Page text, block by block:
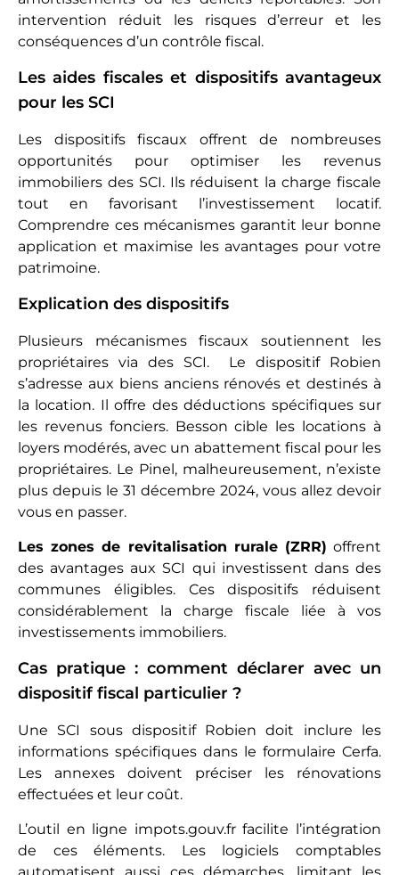
intervention réduit les risques d’erreur et les
conséquences d’un contrôle fiscal.
Les aides fiscales et dispositifs avantageux
pour les SCI
Les dispositifs fiscaux offrent de nombreuses
opportunités pour optimiser les revenus
immobiliers des SCI. Ils réduisent la charge fiscale
tout en favorisant l’investissement locatif.
Comprendre ces mécanismes garantit leur bonne
application et maximise les avantages pour votre
patrimoine.
Explication des dispositifs
Plusieurs mécanismes fiscaux soutiennent les
propriétaires via des SCI. Le dispositif Robien
s’adresse aux biens anciens rénovés et destinés à
la location. Il offre des déductions spécifiques sur
les revenus fonciers. Besson cible les locations à
loyers modérés, avec un abattement fiscal pour les
propriétaires. Le Pinel, malheureusement, n’existe
plus depuis le 31 décembre 2024, vous allez devoir
vous en passer.
Les zones de revitalisation rurale (ZRR) offrent
des avantages aux SCI qui investissent dans des
communes éligibles. Ces dispositifs réduisent
considérablement la charge fiscale liée à vos
investissements immobiliers.
Cas pratique : comment déclarer avec un
dispositif fiscal particulier ?
Une SCI sous dispositif Robien doit inclure les
informations spécifiques dans le formulaire Cerfa.
Les annexes doivent préciser les rénovations
effectuées et leur coût.
L’outil en ligne impots.gouv.fr facilite l’intégration
de ces éléments. Les logiciels comptables
automatisent aussi ces démarches, limitant les